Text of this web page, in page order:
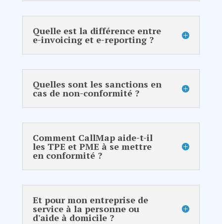
Quelle est la différence entre
e-invoicing et e-reporting ?
Quelles sont les sanctions en
cas de non-conformité ?
Comment CallMap aide-t-il
les TPE et PME à se mettre
en conformité ?
Et pour mon entreprise de
service à la personne ou
d'aide à domicile ?